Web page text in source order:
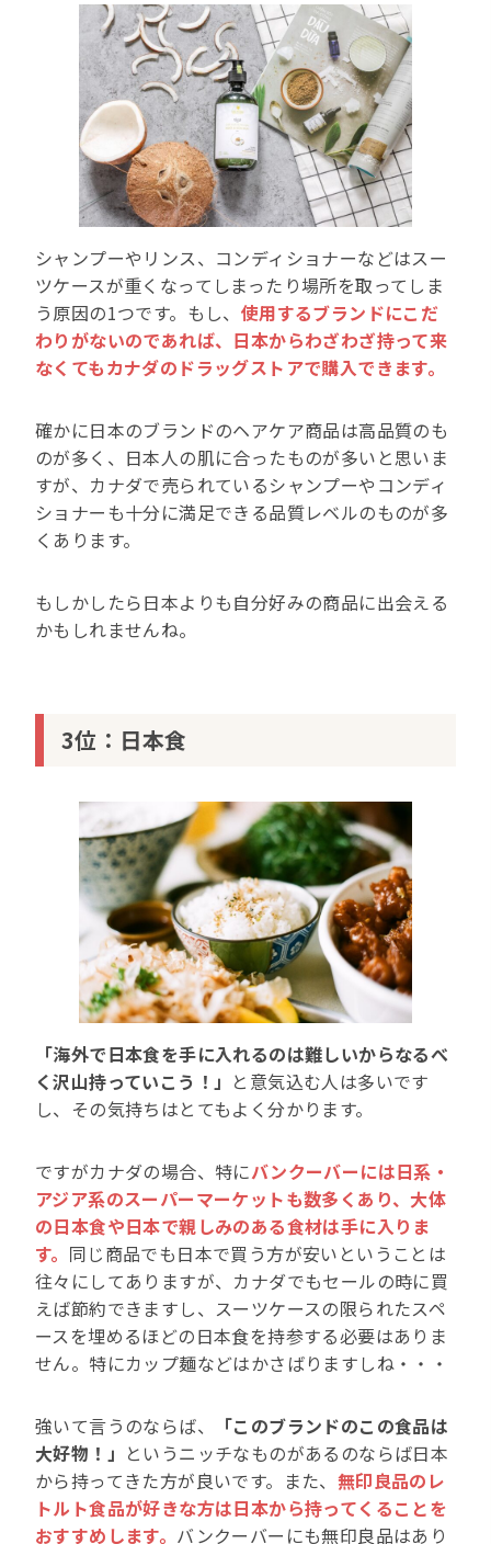
シャンプーやリンス、コンディショナーなどはスー
ツケースが重くなってしまったり場所を取ってしま
う原因の1つです。もし、 使用するブランドにこだ
わりがないのであれば、日本からわざわざ持って来
なくてもカナダのドラッグストアで購入できます。
確かに日本のブランドのヘアケア商品は高品質のも
のが多く、日本人の肌に合ったものが多いと思いま
すが、カナダで売られているシャンプーやコンディ
ショナーも十分に満足できる品質レベルのものが多
くあります。
もしかしたら日本よりも自分好みの商品に出会える
かもしれませんね。
3位：日本食
「海外で日本食を手に入れるのは難しいからなるべ
く沢山持っていこう！」 と意気込む人は多いです
し、その気持ちはとてもよく分かります。
ですがカナダの場合、特にバンクーバーには日系・
アジア系のスーパーマーケットも数多くあり、大体
の日本食や日本で親しみのある食材は手に入りま
す。 同じ商品でも日本で買う方が安いということは
往々にしてありますが、カナダでもセールの時に買
えば節約できますし、スーツケースの限られたスペ
ースを埋めるほどの日本食を持参する必要はありま
せん。特にカップ麺などはかさばりますしね・・・
強いて言うのならば、
「このブランドのこの食品は
大好物！」 というニッチなものがあるのならば日本
から持ってきた方が良いです。また、 無印良品のレ
トルト食品が好きな方は日本から持ってくることを
おすすめします。 バンクーバーにも無印良品はあり